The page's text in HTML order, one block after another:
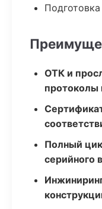
ОТК и
протоколы
Полный
серийного